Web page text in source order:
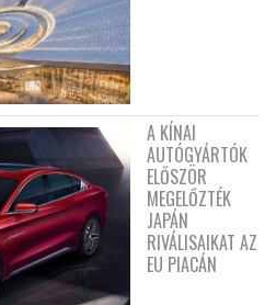
A KÍNAI
AUTÓGYÁRTÓK
ELŐSZÖR
MEGELŐZTÉK
JAPÁN
RIVÁLISAIKAT AZ
EU PIACÁN